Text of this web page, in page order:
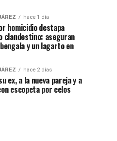
hace 1 día
homicidio destapa
clandestino: aseguran
y un lagarto en
hace 2 días
ex, a la nueva pareja y a
escopeta por celos